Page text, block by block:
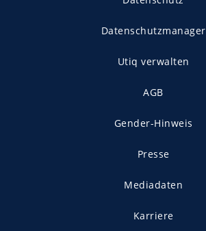
Datenschutzmanager
Utiq verwalten
AGB
Gender-Hinweis
Presse
Mediadaten
Karriere